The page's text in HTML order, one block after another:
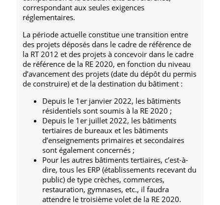
correspondant aux seules exigences
réglementaires.
La période actuelle constitue une transition entre
des projets déposés dans le cadre de référence de
la RT 2012 et des projets à concevoir dans le cadre
de référence de la RE 2020, en fonction du niveau
d’avancement des projets (date du dépôt du permis
de construire) et de la destination du bâtiment :
Depuis le 1er janvier 2022, les bâtiments
résidentiels sont soumis à la RE 2020 ;
Depuis le 1er juillet 2022, les bâtiments
tertiaires de bureaux et les bâtiments
d’enseignements primaires et secondaires
sont également concernés ;
Pour les autres bâtiments tertiaires, c’est-à-
dire, tous les ERP (établissements recevant du
public) de type crèches, commerces,
restauration, gymnases, etc., il faudra
attendre le troisième volet de la RE 2020.